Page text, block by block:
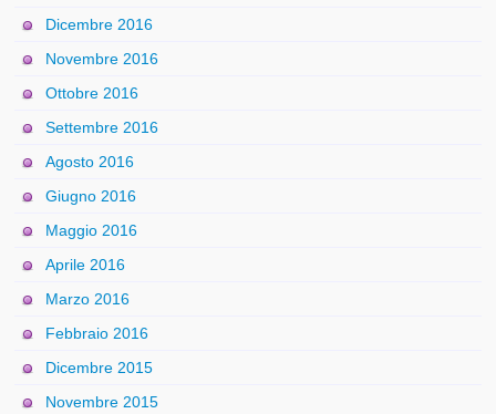
Dicembre 2016
Novembre 2016
Ottobre 2016
Settembre 2016
Agosto 2016
Giugno 2016
Maggio 2016
Aprile 2016
Marzo 2016
Febbraio 2016
Dicembre 2015
Novembre 2015